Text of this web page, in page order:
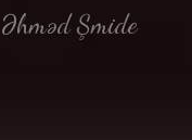
Əhməd Şmide